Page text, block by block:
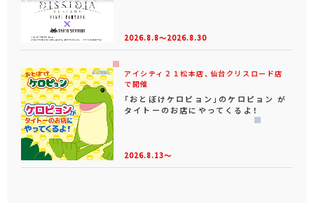
2026.8.8～2026.8.30
アイシティ２１松本店、仙台クリスロード店
で開催
「おとぼけケロピョン」のケロピョン が
タイトーのお店にやってくるよ！
2026.8.13～